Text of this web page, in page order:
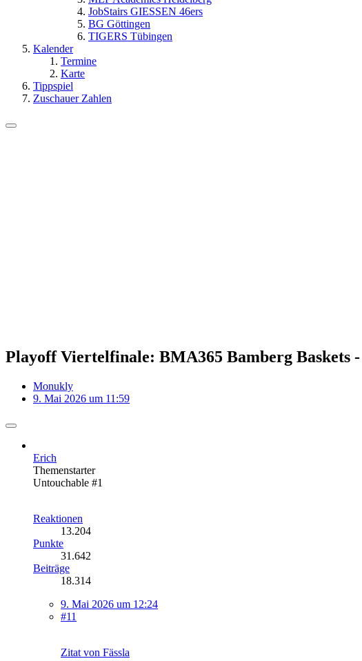
JobStairs GIESSEN 46ers
BG Göttingen
TIGERS Tübingen
Kalender
Termine
Karte
Tippspiel
Zuschauer Zahlen
Playoff Viertelfinale: BMA365 Bamberg Baskets
Monukly
9. Mai 2026 um 11:59
Erich
Themenstarter
Untouchable #1
Reaktionen
13.204
Punkte
31.642
Beiträge
18.314
9. Mai 2026 um 12:24
#11
Zitat von Fässla